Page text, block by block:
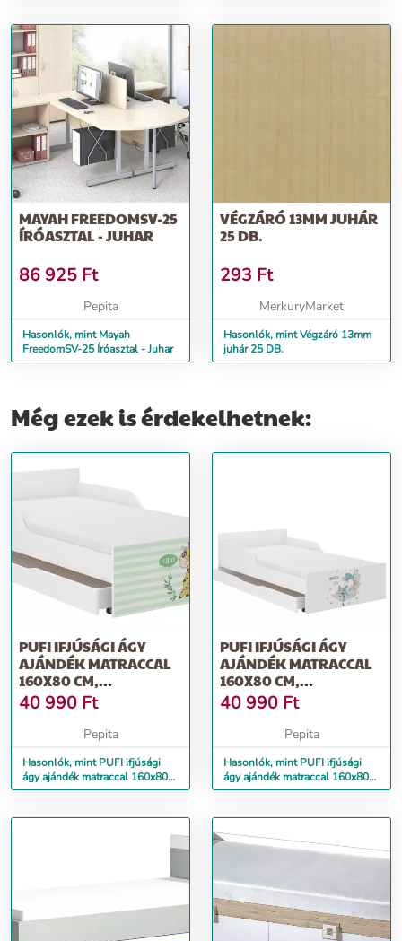
MAYAH FREEDOMSV-25
ÍRÓASZTAL - JUHAR
86 925 Ft
Pepita
Hasonlók, mint Mayah
FreedomSV-25 Íróasztal - Juhar
VÉGZÁRÓ 13MM JUHÁR
25 DB.
293 Ft
MerkuryMarket
Hasonlók, mint Végzáró 13mm
juhár 25 DB.
Még ezek is érdekelhetnek:
PUFI IFJÚSÁGI ÁGY
AJÁNDÉK MATRACCAL
160X80 CM,
ÁGYNEMŰTARTÓ
NÉLKÜ...
40 990 Ft
Pepita
Hasonlók, mint PUFI ifjúsági
ágy ajándék matraccal 160x80
cm, ágyneműtartó nélkü...
PUFI IFJÚSÁGI ÁGY
AJÁNDÉK MATRACCAL
160X80 CM,
ÁGYNEMŰTARTÓ
NÉLK...
40 990 Ft
Pepita
Hasonlók, mint PUFI ifjúsági
ágy ajándék matraccal 160x80
cm, ágyneműtartó nélk...